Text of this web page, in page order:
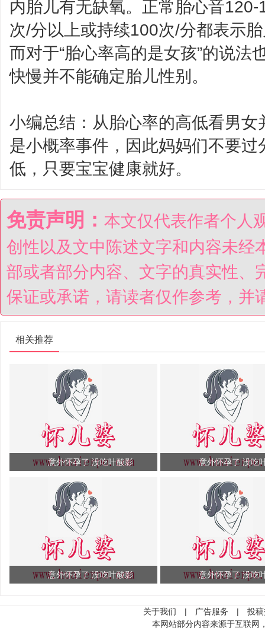
内胎儿有无缺氧。正常胎心音
次/分以上或持续100次/分都表示
而对于“胎心率高的是女孩”的说法
快慢并不能确定胎儿性别。
小编总结：从胎心率的高低看男
是小概率事件，因此妈妈们不要
低，只要宝宝健康就好。
免责声明： 本文仅代表作者个人
创性以及文中陈述文字和内容未经
部或者部分内容、文字的真实性、
保证或承诺，请读者仅作参考，并
相关推荐
意外怀孕了 没吃叶酸影 意外怀孕了 没吃
意外怀孕了 没吃叶酸影 意外怀孕了 没吃
关于我们 | 广告服务 |
投
本网站部分内容来源于互联网